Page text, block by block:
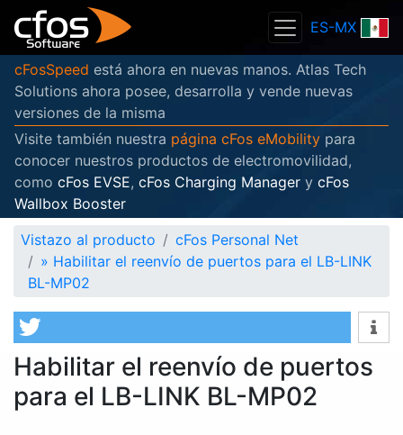
ES-MX
cFosSpeed está ahora en nuevas manos. Atlas Tech
Solutions ahora posee, desarrolla y vende nuevas
versiones de la misma
Visite también nuestra página cFos eMobility para
conocer nuestros productos de electromovilidad,
como cFos EVSE, cFos Charging Manager y cFos
Wallbox Booster
Vistazo al producto
cFos Personal Net
» Habilitar el reenvío de puertos para el LB-LINK
BL-MP02
Habilitar el reenvío de puertos
para el LB-LINK BL-MP02